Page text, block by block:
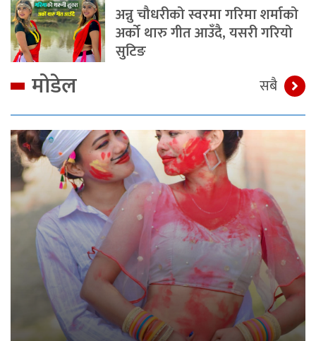
अन्नु चौधरीको स्वरमा गरिमा शर्माको
अर्को थारु गीत आउँदै, यसरी गरियो
सुटिङ
मोडेल सबै